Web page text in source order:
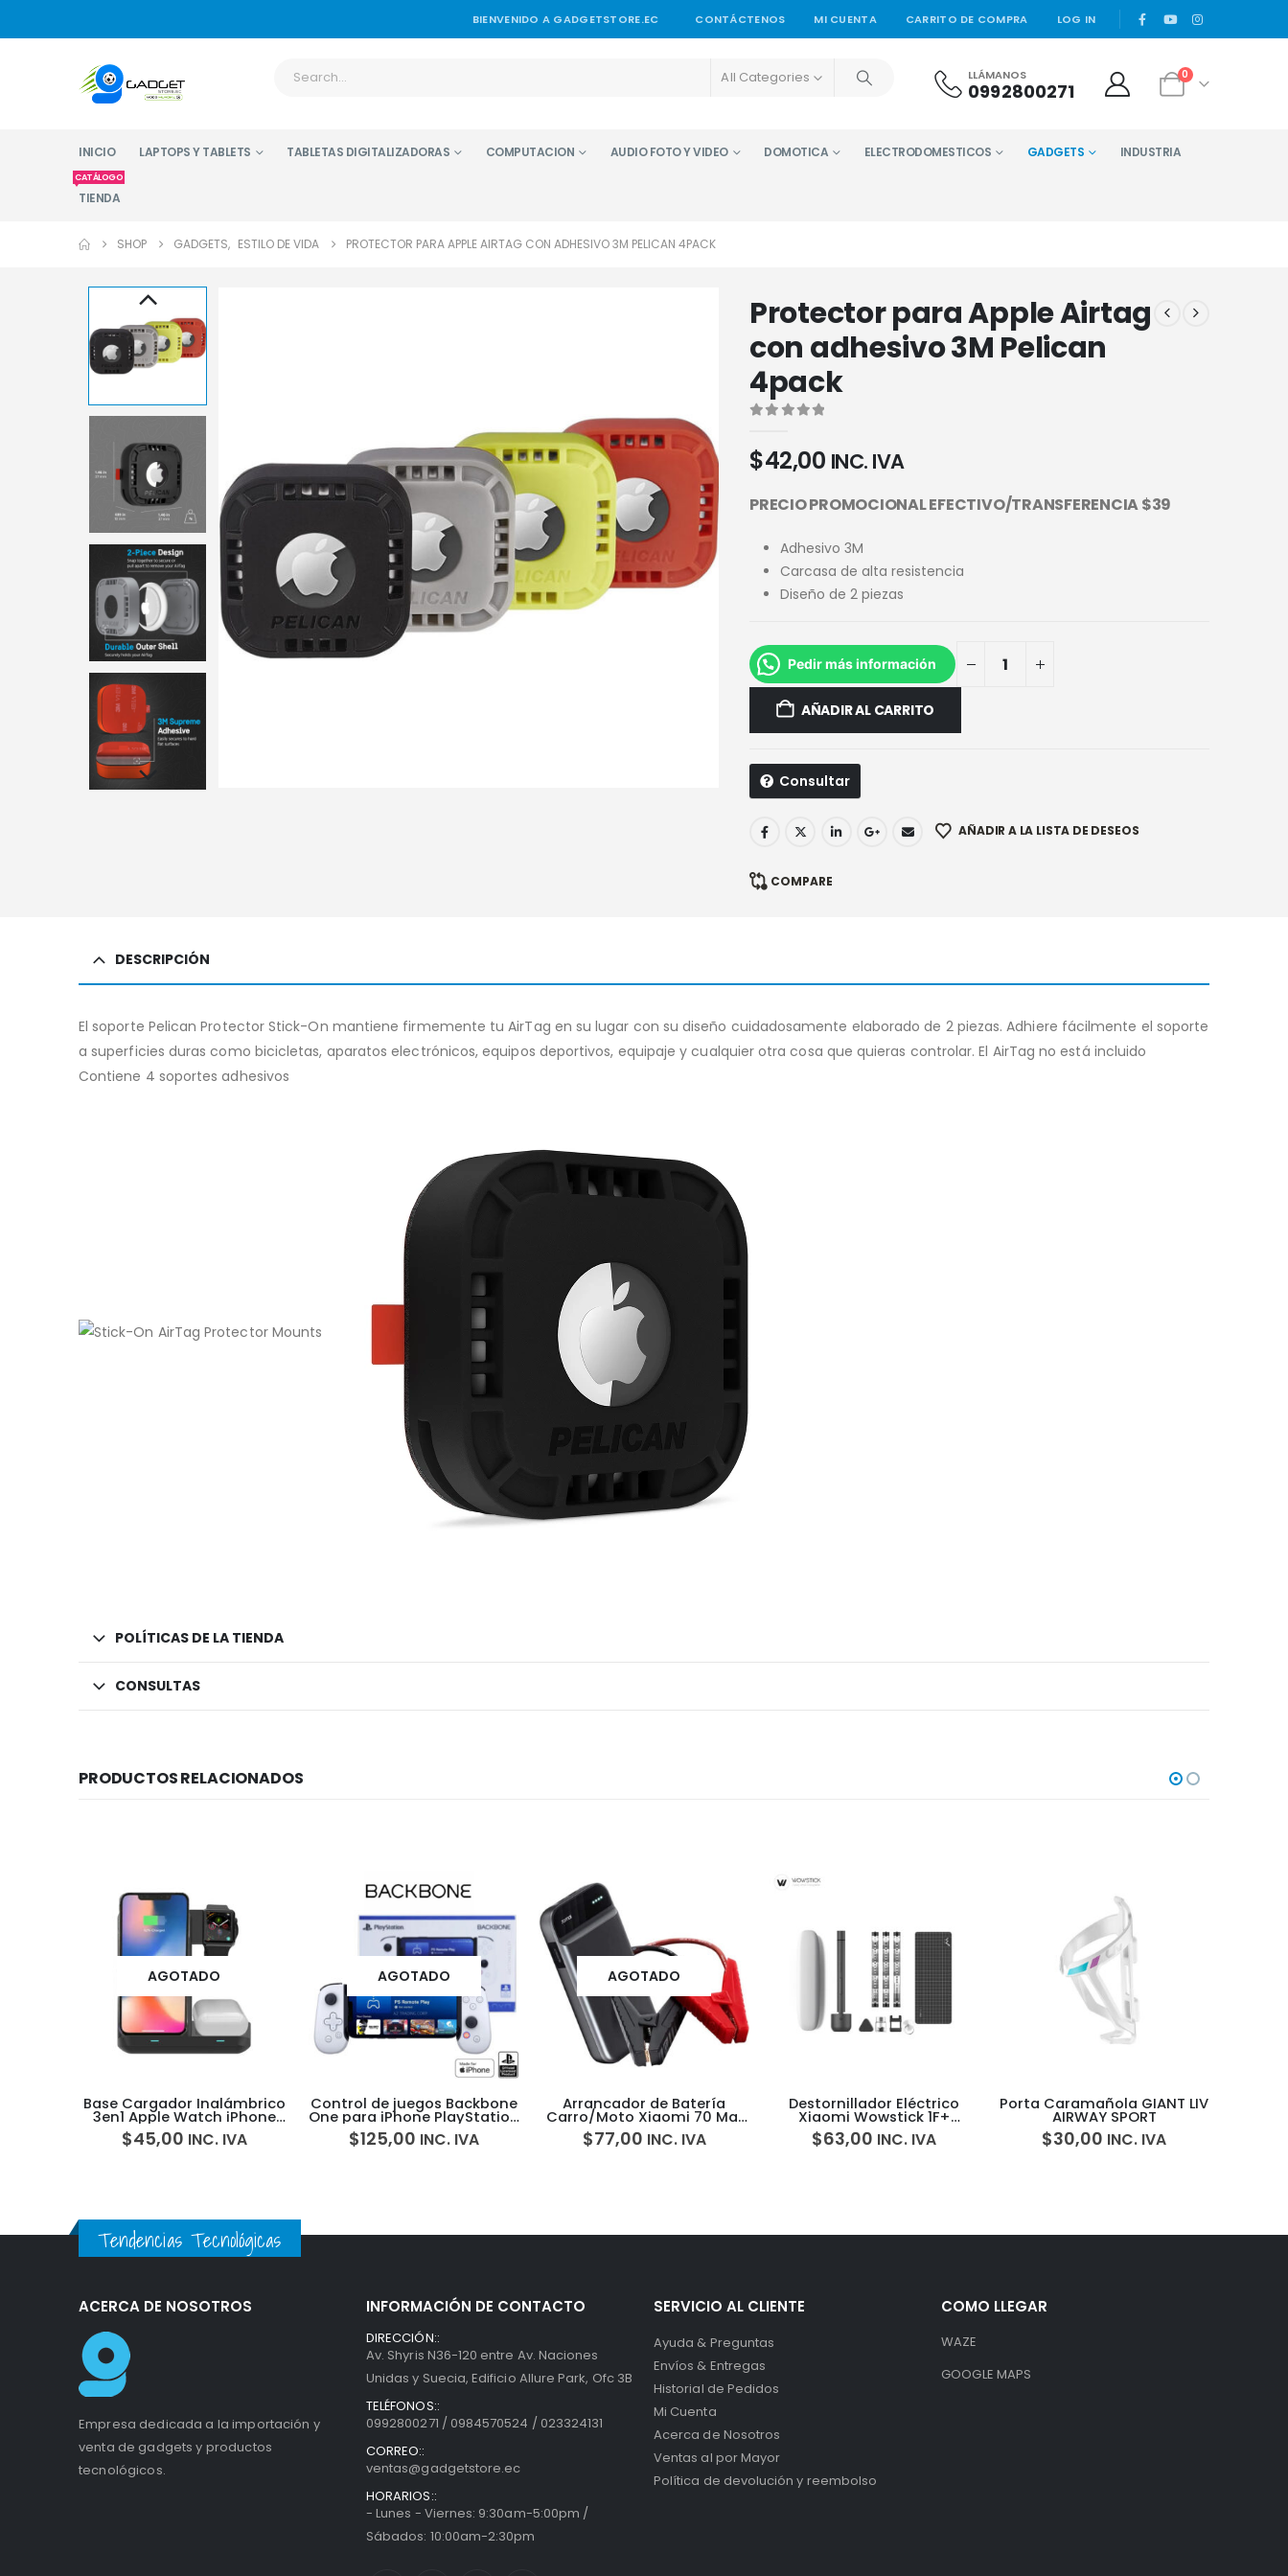
BIENVENIDO A GADGETSTORE.EC CONTÁCTENOS MI CUENTA CARRITO DE COMPRA LOG IN |
All Categories LLÁMANOS
0992800271
0
INICIO LAPTOPS Y TABLETS TABLETAS DIGITALIZADORAS COMPUTACION AUDIO FOTO Y VIDEO DOMOTICA ELECTRODOMESTICOS GADGETS INDUSTRIA
TIENDA
CATÁLOGO
SHOP GADGETS, ESTILO DE VIDA PROTECTOR PARA APPLE AIRTAG CON ADHESIVO 3M PELICAN 4PACK
Protector para Apple Airtag
con adhesivo 3M Pelican
4pack
$42,00 INC. IVA
PRECIO PROMOCIONAL EFECTIVO/TRANSFERENCIA $39
Adhesivo 3M
Carcasa de alta resistencia
Diseño de 2 piezas
Pedir más información
AÑADIR AL CARRITO
Consultar
AÑADIR A LA LISTA DE DESEOS
COMPARE
DESCRIPCIÓN
El soporte Pelican Protector Stick-On mantiene firmemente tu AirTag en su lugar con su diseño cuidadosamente elaborado de 2 piezas. Adhiere fácilmente el soporte
a superficies duras como bicicletas, aparatos electrónicos, equipos deportivos, equipaje y cualquier otra cosa que quieras controlar. El AirTag no está incluido
Contiene 4 soportes adhesivos
POLÍTICAS DE LA TIENDA
CONSULTAS
PRODUCTOS RELACIONADOS
AGOTADO
Control de juegos Backbone
One para iPhone PlayStation
Edition
$125,00 INC. IVA
AGOTADO
Arrancador de Batería
Carro/Moto Xiaomi 70 Mai
PS01 PowerBank 11100mah
$77,00 INC. IVA
Destornillador Eléctrico
Xiaomi Wowstick 1F+
Precision 69en1
$63,00 INC. IVA
Porta Caramañola GIANT LIV
AIRWAY SPORT
$30,00 INC. IVA
Destornillador Eléctrico
Xiaomi Electric Precision
Screwdriver 24pcs
$60,00 INC. IVA
Tendencias Tecnológicas
ACERCA DE NOSOTROS
Empresa dedicada a la importación y
venta de gadgets y productos
tecnológicos.
INFORMACIÓN DE CONTACTO
DIRECCIÓN::
Av. Shyris N36-120 entre Av. Naciones
Unidas y Suecia, Edificio Allure Park, Ofc 3B
TELÉFONOS::
0992800271 / 0984570524 / 023324131
CORREO::
ventas@gadgetstore.ec
HORARIOS::
- Lunes - Viernes: 9:30am-5:00pm /
Sábados: 10:00am-2:30pm
SERVICIO AL CLIENTE
Ayuda & Preguntas
Envíos & Entregas
Historial de Pedidos
Mi Cuenta
Acerca de Nosotros
Ventas al por Mayor
Política de devolución y reembolso
COMO LLEGAR
WAZE
GOOGLE MAPS